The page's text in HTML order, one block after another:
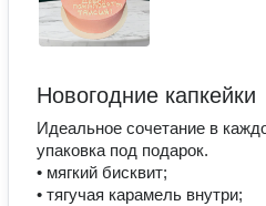
Новогодние капкейки
Идеальное сочетание в
упаковка под подарок.
• мягкий бисквит;
• тягучая карамель внутри;